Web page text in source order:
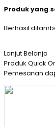
Produk yang
Berhasil
Lanjut Belanja
Produk Quick
Pemesanan